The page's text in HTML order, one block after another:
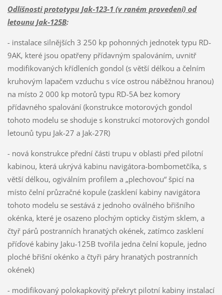
Odlišnosti prototypu Jak-123-1 (v raném provedení) od
letounu Jak-125B:
- instalace silnějších 3 250 kp pohonných jednotek typu RD-
9AK, které jsou opatřeny přídavným spalováním, uvnitř
modifikovaných křídleních gondol (s větší délkou a čelním
kruhovým lapačem vzduchu s více ostrou náběžnou hranou)
na místo 2 000 kp motorů typu RD-5A bez komory
přídavného spalování (konstrukce motorových gondol
tohoto modelu se shoduje s konstrukcí motorových gondol
letounů typu Jak-27 a Jak-27R)
- nová konstrukce přední části trupu v oblasti před pilotní
kabinou, která ukrývá kabinu navigátora-bombometčíka, s
větší délkou, ogiválním profilem a „plechovou“ špicí na
místo čelní průzračné kopule (zasklení kabiny navigátora
tohoto modelu se sestává z jednoho oválného břišního
okénka, které je osazeno plochým opticky čistým sklem, a
čtyř párů postranních hranatých okének, zatímco zasklení
příďové kabiny Jaku-125B tvořila jedna čelní kopule, jedno
ploché břišní okénko a čtyři páry hranatých postranních
okének)
- modifikovaný polokapkovitý překryt pilotní kabiny instalací